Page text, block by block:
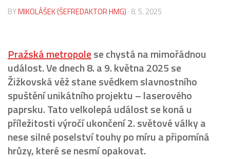
BYMIKOLÁŠEK (ŠEFREDAKTOR HMG) · 8. 5. 2025
Pražská metropolese chystá na mimořádnou
událost. Ve dnech 8. a 9. května 2025 se
Žižkovská věž stane svědkem slavnostního
spuštění unikátního projektu – laserového
paprsku. Tato velkolepá událost se koná u
příležitosti výročí ukončení 2. světové války a
nese silné poselství touhy po míru a připomíná
hrůzy, které se nesmí opakovat.